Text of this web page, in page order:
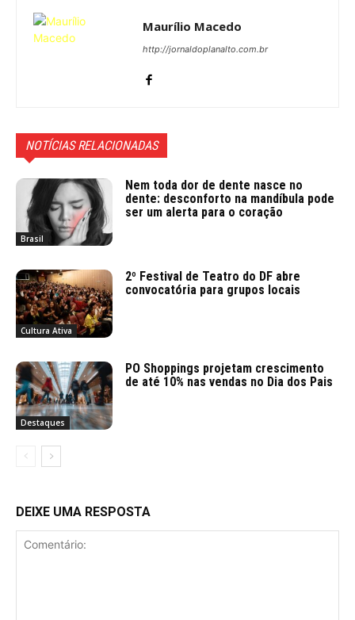
Maurílio Macedo
http://jornaldoplanalto.com.br
NOTÍCIAS RELACIONADAS
Brasil
Nem toda dor de dente nasce no
dente: desconforto na mandíbula pode
ser um alerta para o coração
Cultura Ativa
2º Festival de Teatro do DF abre
convocatória para grupos locais
Destaques
PO Shoppings projetam crescimento
de até 10% nas vendas no Dia dos Pais
DEIXE UMA RESPOSTA